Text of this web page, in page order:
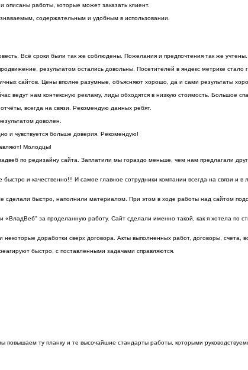
работы, которые может заказать клиент.
содержательным и удобным в использовании.
Всё сроки были так же соблюдены. Пожелания и предпочтения так же учтены.
результатом остались довольны. Посетителей в яндекс метрике
сайтов. Цены вполне разумные, объясняют хорошо, да и сами результаты
ведут нам контексную рекламу, лиды обходятся в низкую стоимость. Большое
всегда на связи. Рекомендую данных ребят.
доволен.
и чувствуется больше доверия. Рекомендую!
Молодцы!
по редизайну сайта. Заплатили мы гораздо меньше, чем нам предлагали
и качественно!!! И самое главное сотрудники компании всегда на связи
сделали быстро, наполнили материалом. При этом в ходе работы над сайтом
за проделанную работу. Сайт сделали именно такой, как я хотела по
доработки сверх договора. Акты выполненных работ, договоры, счета,
быстро, с поставленными задачами справляются.
ту планку и те высочайшие стандарты работы, которыми